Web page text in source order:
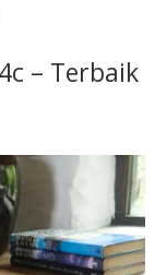
– Terbaik